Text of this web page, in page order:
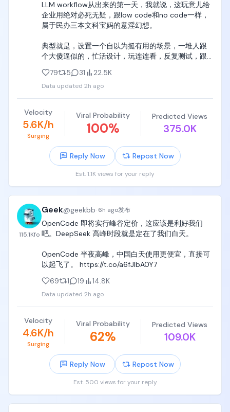
LLM workflow从出来的第一天，我就说，这玩意儿给
企业用绝对必死无疑，跟low code和no code一样，
属于民办三本文科宝妈的意淫幻想。
典型就是，设置一个自以为挺有用的场景，一堆人跟
个大傻逼似的，忙活设计，玩连连看，反复测试，跟
做完美滋滋地跟团队炫耀，大面积推广， 用了一周之
后发现，哎，缺少了功能ABCDEFG，其中ABCD和
EFG还矛盾，如果要完善LLM workflow的这些缺失功
能，那就要完完全全重新写一套。
这时候这些民办三本文科宝妈的脑子直接烧了，因为
要满足接下来层出不断需求，就要每周时时刻刻重
写，而这对于他们人均边牧一样的产品设计和coding
LLM workflow，比让他们学会正确写一个feature
requirement document还难。
失去维护能力，持续烂尾，又回到了人肉办公处理的
时代。
79 5 31 22.5K
Data updated 2h ago
Velocity
5.6K/h
Surging
Viral Probability
100%
Predicted Views
375.0K
Reply Now Repost Now
Est. 1.1K views for your reply
115.1Kfo
Geek@geekbb· 6h ago发布
OpenCode 即将实行峰谷定价，这应该是利好我们
吧。DeepSeek 高峰时段就是定在了我们白天。
OpenCode 半夜高峰，中国白天使用更便宜，直接可
以起飞了。 https://t.co/a6fJIbA0Y7
69
1 19 14.8K
Data updated 2h ago
Velocity
4.6K/h
Surging
Viral Probability
62%
Predicted Views
109.0K
Reply Now Repost Now
Est. 500 views for your reply